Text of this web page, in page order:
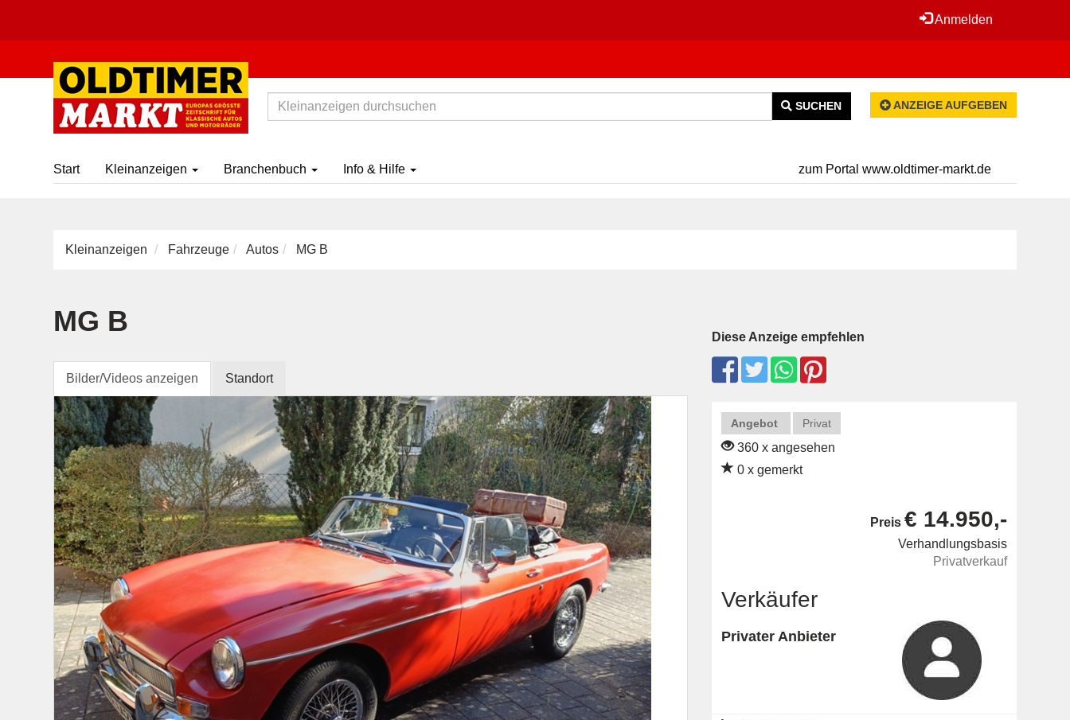
Anmelden
SUCHEN ANZEIGE AUFGEBEN
Start Kleinanzeigen Branchenbuch Info & Hilfe zum Portal www.oldtimer-markt.de
Kleinanzeigen Fahrzeuge Autos MG B
MG B
Bilder/Videos anzeigen Standort
Diese Anzeige empfehlen
Angebot Privat
360 x angesehen
0 x gemerkt
Preis € 14.950,-
Verhandlungsbasis
Privatverkauf
Verkäufer
Privater Anbieter